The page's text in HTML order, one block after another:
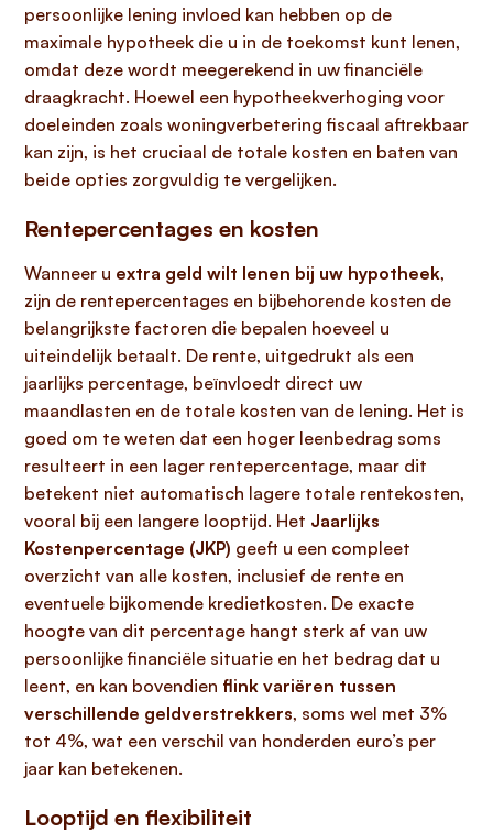
persoonlijke lening invloed kan hebben op de
maximale hypotheek die u in de toekomst kunt lenen,
omdat deze wordt meegerekend in uw financiële
draagkracht. Hoewel een hypotheekverhoging voor
doeleinden zoals woningverbetering fiscaal aftrekbaar
kan zijn, is het cruciaal de totale kosten en baten van
beide opties zorgvuldig te vergelijken.
Rentepercentages en kosten
Wanneer u extra geld wilt lenen bij uw hypotheek,
zijn de rentepercentages en bijbehorende kosten de
belangrijkste factoren die bepalen hoeveel u
uiteindelijk betaalt. De rente, uitgedrukt als een
jaarlijks percentage, beïnvloedt direct uw
maandlasten en de totale kosten van de lening. Het is
goed om te weten dat een hoger leenbedrag soms
resulteert in een lager rentepercentage, maar dit
betekent niet automatisch lagere totale rentekosten,
vooral bij een langere looptijd. Het Jaarlijks
Kostenpercentage (JKP) geeft u een compleet
overzicht van alle kosten, inclusief de rente en
eventuele bijkomende kredietkosten. De exacte
hoogte van dit percentage hangt sterk af van uw
persoonlijke financiële situatie en het bedrag dat u
leent, en kan bovendien flink variëren tussen
verschillende geldverstrekkers, soms wel met 3%
tot 4%, wat een verschil van honderden euro’s per
jaar kan betekenen.
Looptijd en flexibiliteit